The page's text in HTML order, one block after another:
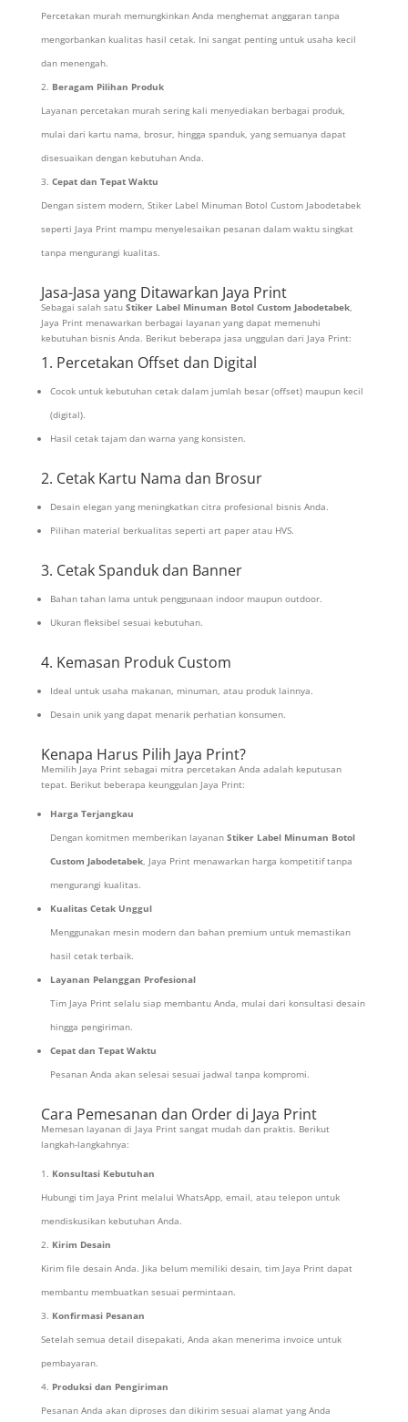
Percetakan murah memungkinkan Anda menghemat anggaran tanpa
mengorbankan kualitas hasil cetak. Ini sangat penting untuk usaha kecil
dan menengah.
Beragam Pilihan Produk
Layanan percetakan murah sering kali menyediakan berbagai produk,
mulai dari kartu nama, brosur, hingga spanduk, yang semuanya dapat
disesuaikan dengan kebutuhan Anda.
Cepat dan Tepat Waktu
Dengan sistem modern, Stiker Label Minuman Botol Custom Jabodetabek
seperti Jaya Print mampu menyelesaikan pesanan dalam waktu singkat
tanpa mengurangi kualitas.
Jasa-Jasa yang Ditawarkan Jaya Print
Sebagai salah satu Stiker Label Minuman Botol Custom Jabodetabek,
Jaya Print menawarkan berbagai layanan yang dapat memenuhi
kebutuhan bisnis Anda. Berikut beberapa jasa unggulan dari Jaya Print:
1. Percetakan Offset dan Digital
Cocok untuk kebutuhan cetak dalam jumlah besar (offset) maupun kecil
(digital).
Hasil cetak tajam dan warna yang konsisten.
2. Cetak Kartu Nama dan Brosur
Desain elegan yang meningkatkan citra profesional bisnis Anda.
Pilihan material berkualitas seperti art paper atau HVS.
3. Cetak Spanduk dan Banner
Bahan tahan lama untuk penggunaan indoor maupun outdoor.
Ukuran fleksibel sesuai kebutuhan.
4. Kemasan Produk Custom
Ideal untuk usaha makanan, minuman, atau produk lainnya.
Desain unik yang dapat menarik perhatian konsumen.
Kenapa Harus Pilih Jaya Print?
Memilih Jaya Print sebagai mitra percetakan Anda adalah keputusan
tepat. Berikut beberapa keunggulan Jaya Print:
Harga Terjangkau
Dengan komitmen memberikan layanan Stiker Label Minuman Botol
Custom Jabodetabek, Jaya Print menawarkan harga kompetitif tanpa
mengurangi kualitas.
Kualitas Cetak Unggul
Menggunakan mesin modern dan bahan premium untuk memastikan
hasil cetak terbaik.
Layanan Pelanggan Profesional
Tim Jaya Print selalu siap membantu Anda, mulai dari konsultasi desain
hingga pengiriman.
Cepat dan Tepat Waktu
Pesanan Anda akan selesai sesuai jadwal tanpa kompromi.
Cara Pemesanan dan Order di Jaya Print
Memesan layanan di Jaya Print sangat mudah dan praktis. Berikut
langkah-langkahnya:
Konsultasi Kebutuhan
Hubungi tim Jaya Print melalui WhatsApp, email, atau telepon untuk
mendiskusikan kebutuhan Anda.
Kirim Desain
Kirim file desain Anda. Jika belum memiliki desain, tim Jaya Print dapat
membantu membuatkan sesuai permintaan.
Konfirmasi Pesanan
Setelah semua detail disepakati, Anda akan menerima invoice untuk
pembayaran.
Produksi dan Pengiriman
Pesanan Anda akan diproses dan dikirim sesuai alamat yang Anda